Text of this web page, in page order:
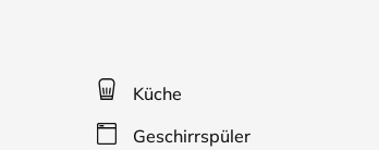
Reiseziel. Idealer Ausgangspunkt
die Hansestädte und Fahrradtouren in die
Küche
Geschirrspüler